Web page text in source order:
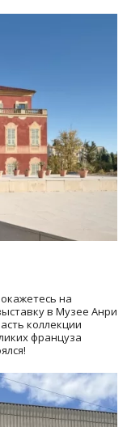
на
в Музее Анри
коллекции
француза